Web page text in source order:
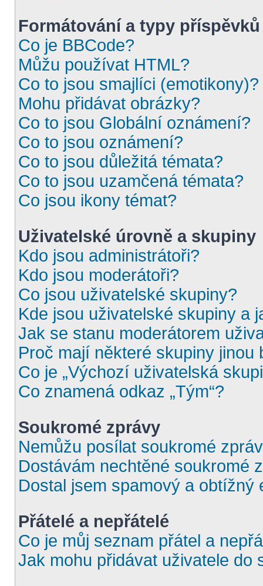
Formátování a typy příspěvků
Co je BBCode?
Můžu používat HTML?
Co to jsou smajlíci (emotikony)?
Mohu přidávat obrázky?
Co to jsou Globální oznámení?
Co to jsou oznámení?
Co to jsou důležitá témata?
Co to jsou uzamčená témata?
Co jsou ikony témat?
Uživatelské úrovně a skupiny
Kdo jsou administrátoři?
Kdo jsou moderátoři?
Co jsou uživatelské skupiny?
Kde jsou uživatelské skupiny a
Jak se stanu moderátorem
Proč mají některé skupiny jinou
Co je „Výchozí uživatelská
Co znamená odkaz „Tým“?
Soukromé zprávy
Nemůžu posílat soukromé
Dostávám nechtěné soukromé
Dostal jsem spamový a obtížný
Přátelé a nepřátelé
Co je můj seznam přátel a
Jak mohu přidávat uživatele do